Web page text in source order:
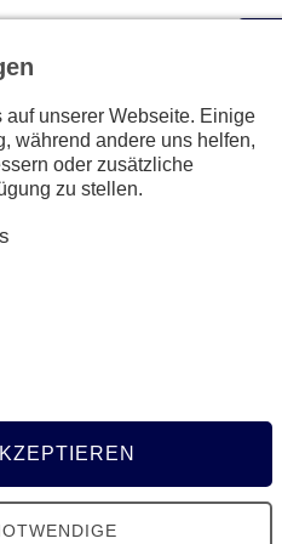
unserer Webseite. Einige
während andere uns helfen,
oder zusätzliche
zu stellen.